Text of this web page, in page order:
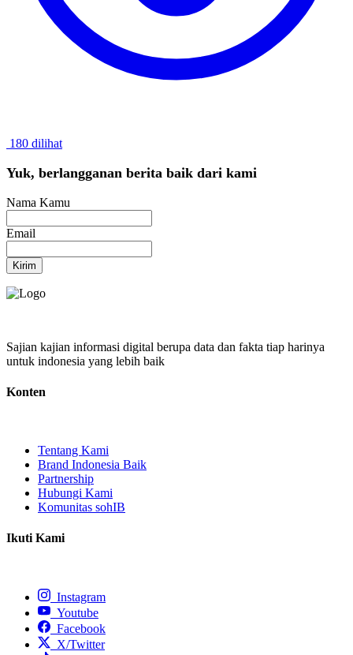
180 dilihat
Yuk, berlangganan berita baik dari kami
Nama Kamu
Email
Kirim
Sajian kajian informasi digital berupa data dan fakta tiap harinya
untuk indonesia yang lebih baik
Konten
Tentang Kami
Brand Indonesia Baik
Partnership
Hubungi Kami
Komunitas sohIB
Ikuti Kami
Instagram
Youtube
Facebook
X/Twitter